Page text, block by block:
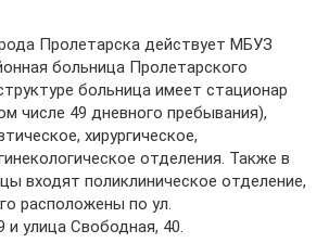
Пролетарска действует МБУЗ
больница Пролетарского
больница имеет стационар
числе 49 дневного пребывания),
хирургическое,
отделения. Также в
входят поликлиническое отделение,
расположены по ул.
улица Свободная, 40.